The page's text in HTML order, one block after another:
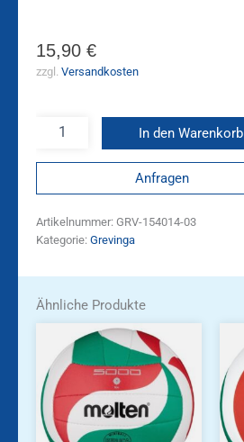
15,90 €
zzgl. Versandkosten
In den Warenkorb
Anfragen
Artikelnummer: GRV-154014-03
Kategorie: Grevinga
Ähnliche Produkte